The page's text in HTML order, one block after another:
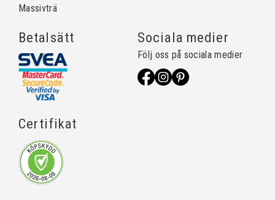
Massivträ
Betalsätt
Certifikat
Sociala medier
Följ oss på sociala medier